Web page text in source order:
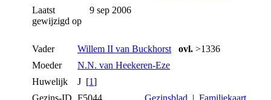
Laatst
gewijzigd op
9 sep 2006
Vader Willem II van Buckhorst ovl. >1336
Moeder
N.N. van Heekeren-Eze
Huwelijk
J [1]